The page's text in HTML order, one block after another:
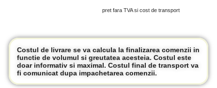
pret fara TVA si cost de transport
Costul de livrare se va calcula la finalizarea comenzii in
functie de volumul si greutatea acesteia. Costul este
doar informativ si maximal. Costul final de transport va
fi comunicat dupa impachetarea comenzii.